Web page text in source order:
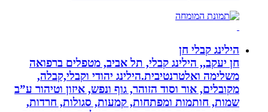
הילינג קבלי חן
חן יעקב,, הילינג קבלי, תל אביב, מטפלים ברפואה
משלימה ואלטרנטיבית.הילינג יהודי וקבלי,קבלה,
מקובלים, אור וסוד הזוהר, גוף ונפש, איזון וטיהור ע”ב
שמות, חותמות ומפתחות, קמעות, סגולות, חרדות,